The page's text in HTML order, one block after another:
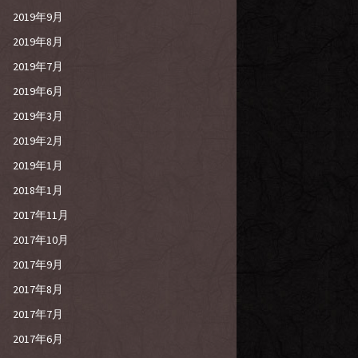
2019年9月
2019年8月
2019年7月
2019年6月
2019年3月
2019年2月
2019年1月
2018年1月
2017年11月
2017年10月
2017年9月
2017年8月
2017年7月
2017年6月